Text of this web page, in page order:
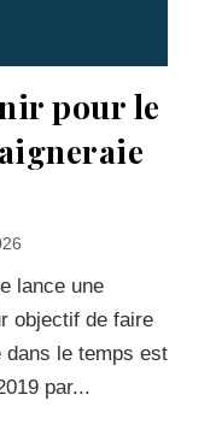
pour le
lance une
objectif de faire
dans le temps est
par...